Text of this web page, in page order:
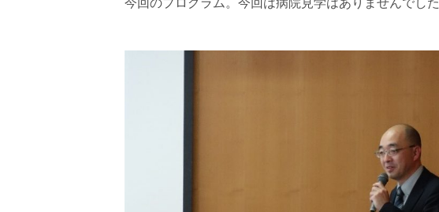
今回のプログラム。今回は病院見学はありませんでし